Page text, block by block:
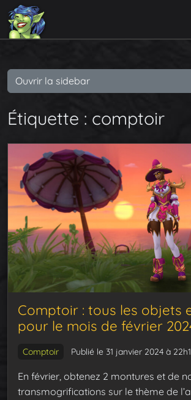
Étiquette : comptoir
Comptoir : tous les objets
pour le mois de février
Comptoir Publié le 31 janvier 2024 à
En février, obtenez 2 montures et de
transmogrifications sur le thème de
Ouvrir la sidebar